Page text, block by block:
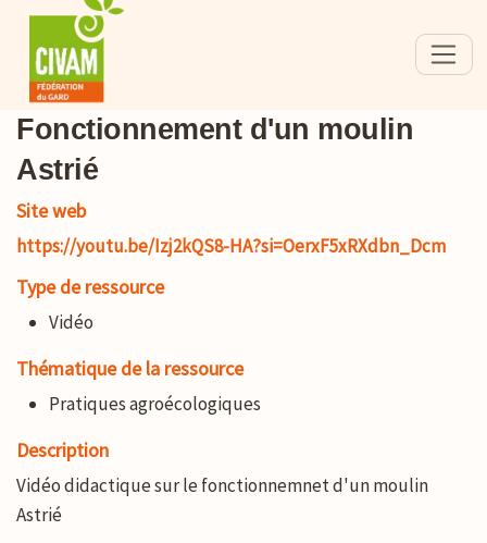
Fonctionnement d'un moulin
Astrié
Site web
https://youtu.be/Izj2kQS8-HA?si=OerxF5xRXdbn_Dcm
Type de ressource
Vidéo
Thématique de la ressource
Pratiques agroécologiques
Description
Vidéo didactique sur le fonctionnemnet d'un moulin
Astrié